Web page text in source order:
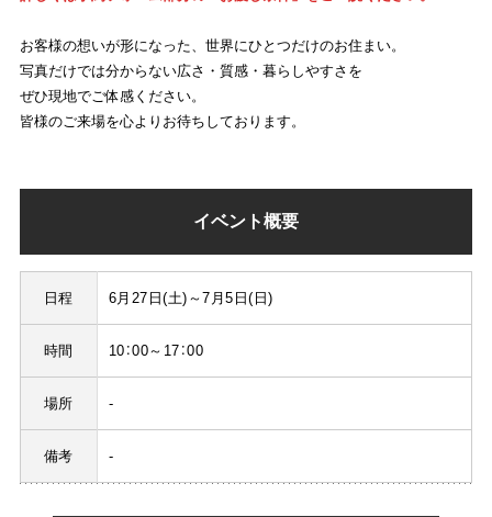
お客様の想いが形になった、世界にひとつだけのお住まい。
写真だけでは分からない広さ・質感・暮らしやすさを
ぜひ現地でご体感ください。
皆様のご来場を心よりお待ちしております。
イベント概要
日程 6月27日(土)～7月5日(日)
時間 10：00～17：00
場所 -
備考 -